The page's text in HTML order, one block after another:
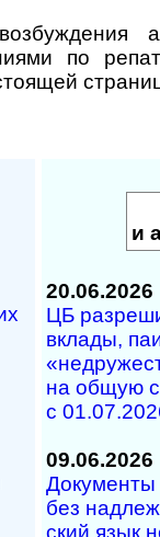
по
и
20.06.2026
ЦБ
вкла­ды,
на об­щую
с
09.06.2026
Документы
без
ский язык